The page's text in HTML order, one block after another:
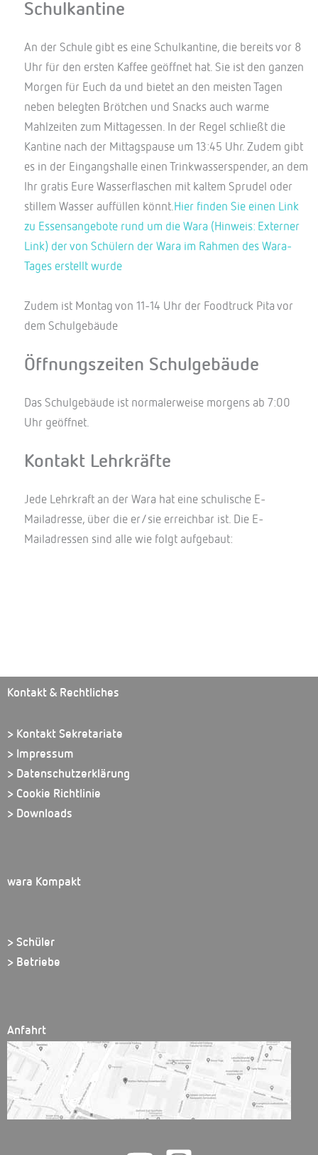
Schulkantine
An der Schule gibt es eine Schulkantine, die bereits vor 8
Uhr für den ersten Kaffee geöffnet hat. Sie ist den ganzen
Morgen für Euch da und bietet an den meisten Tagen
neben belegten Brötchen und Snacks auch warme
Mahlzeiten zum Mittagessen. In der Regel schließt die
Kantine nach der Mittagspause um 13:45 Uhr. Zudem gibt
es in der Eingangshalle einen Trinkwasserspender, an dem
Ihr gratis Eure Wasserflaschen mit kaltem Sprudel oder
stillem Wasser auffüllen könnt.Hier finden Sie einen Link
zu Essensangebote rund um die Wara (Hinweis: Externer
Link) der von Schülern der Wara im Rahmen des Wara-
Tages erstellt wurde
Zudem ist Montag von 11-14 Uhr der Foodtruck Pita vor
dem Schulgebäude
Öffnungszeiten Schulgebäude
Das Schulgebäude ist normalerweise morgens ab 7:00
Uhr geöffnet.
Kontakt Lehrkräfte
Jede Lehrkraft an der Wara hat eine schulische E-
Mailadresse, über die er/sie erreichbar ist. Die E-
Mailadressen sind alle wie folgt aufgebaut:
Kontakt & Rechtliches
> Kontakt Sekretariate
> Impressum
> Datenschutzerklärung
> Cookie Richtlinie
> Downloads
wara Kompakt
> Schüler
> Betriebe
Anfahrt